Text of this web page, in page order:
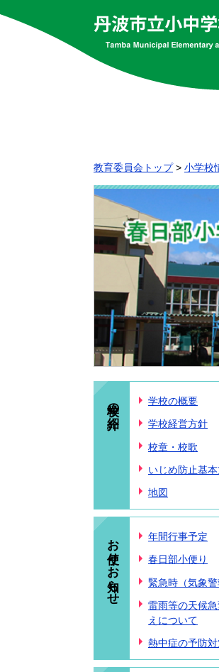
教育委員会トップ > 小学校
学校の紹介 学校の概要
学校経営方針
校章・校歌
いじめ防止基
地図
お便り・お知らせ 年間行事予定
春日部小便り
緊急時（気象
雷雨等の天候
えについて
熱中症の予防